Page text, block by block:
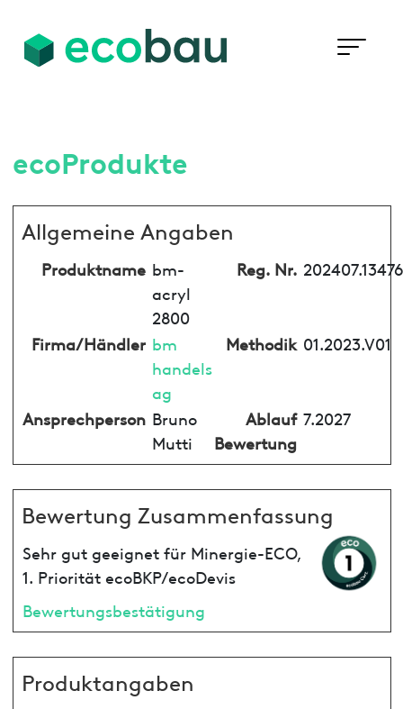
ecoProdukte
Allgemeine Angaben
Produktname bm-
acryl
2800
Reg. Nr. 202407.13476
Firma/Händler bm
handels
ag
Methodik 01.2023.V01
Ansprechperson Bruno
Mutti
Ablauf
Bewertung
7.2027
Bewertung Zusammenfassung
Sehr gut geeignet für Minergie-ECO,
1. Priorität ecoBKP/ecoDevis
Bewertungsbestätigung
Produktangaben